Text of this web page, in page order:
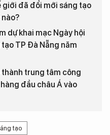
giới đã đổi mới sáng tạo
dự khai mạc Ngày hội
TP Đà Nẵng năm
trung tâm công
đầu châu Á vào
tạo